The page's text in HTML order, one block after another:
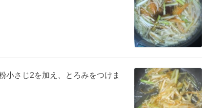
小さじ2を加え、とろみをつけま